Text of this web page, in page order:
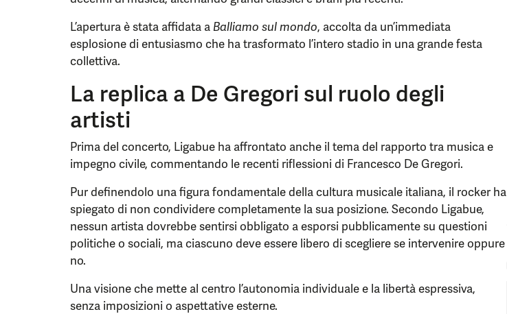
L’apertura è stata affidata a Balliamo sul mondo, accolta da un’immediata
esplosione di entusiasmo che ha trasformato l’intero stadio in una grande festa
collettiva.
La replica a De Gregori sul ruolo degli
artisti
Prima del concerto, Ligabue ha affrontato anche il tema del rapporto tra musica e
impegno civile, commentando le recenti riflessioni di Francesco De Gregori.
Pur definendolo una figura fondamentale della cultura musicale italiana, il rocker ha
spiegato di non condividere completamente la sua posizione. Secondo Ligabue,
nessun artista dovrebbe sentirsi obbligato a esporsi pubblicamente su questioni
politiche o sociali, ma ciascuno deve essere libero di scegliere se intervenire oppure
no.
Una visione che mette al centro l’autonomia individuale e la libertà espressiva,
senza imposizioni o aspettative esterne.